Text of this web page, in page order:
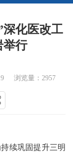
深化医改工
举行
浏览量：2957
续巩固提升三明